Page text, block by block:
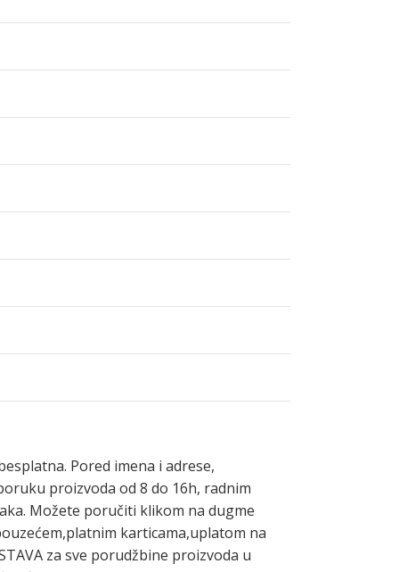
Pored imena i adrese,
proizvoda od 8 do 16h, radnim
Možete poručiti klikom na dugme
karticama,uplatom na
za sve porudžbine proizvoda u